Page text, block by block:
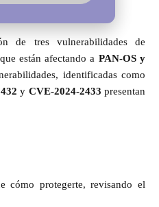
de tres vulnerabilidades de
que están afectandoa PAN-OS y
identificadas como
y CVE-2024-2433 presentan
cómo protegerte, revisando el